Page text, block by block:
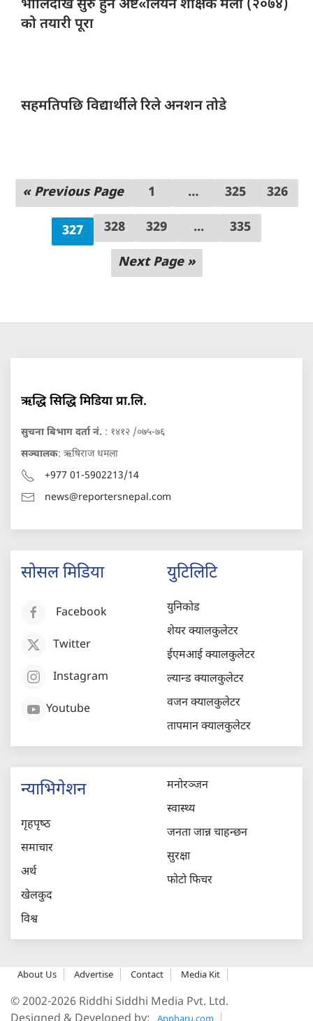
भोलिदेखि सुरुहुने अष्टे«लियन शैक्षिक मेला (२०७४)
को तयारी पूरा
सहमतिपछि विद्यार्थीलेरिले अनशन तोडे
« Previous Page 1 … 325 326
327 328 329 ... 335
Next Page »
ऋद्धि सिद्धि मिडिया प्रा.लि.
सुचना बिभाग दर्ता नं. : १४१२ /०७५-७६
सञ्चालक: ऋषिराज धमला
+977 01-5902213/14
news@reportersnepal.com
सोसल मिडिया
Facebook
Twitter
Instagram
Youtube
युटिलिटि
युनिकोड
शेयर क्यालकुलेटर
ईएमआई क्यालकुलेटर
ल्यान्ड क्यालकुलेटर
वजन क्यालकुलेटर
तापमान क्यालकुलेटर
न्याभिगेशन
गृहपृष्‍ठ
समाचार
अर्थ
खेलकुद
विश्व
मनोरञ्जन
स्वास्थ्य
जनता जान्न चाहन्छन
सुरक्षा
फोटो फिचर
About Us Advertise Contact Media Kit
© 2002-2026 Riddhi Siddhi Media Pvt. Ltd.
Appharu.com